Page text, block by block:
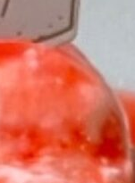
タルコート
屋さんス
イ